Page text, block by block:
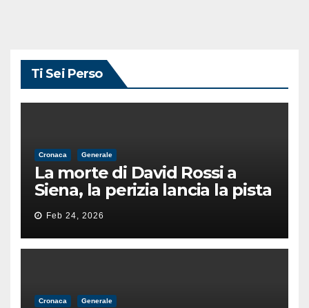
Ti Sei Perso
Cronaca Generale
La morte di David Rossi a
Siena, la perizia lancia la pista
di un’intimidazione finita
male
Feb 24, 2026
Cronaca Generale